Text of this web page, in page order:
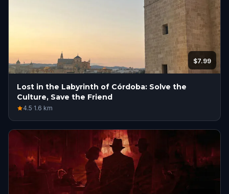
$7.99
Lost in the Labyrinth of Córdoba: Solve the
Culture, Save the Friend
4.5·1.6 km